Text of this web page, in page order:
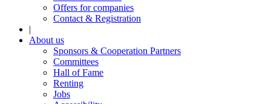
Offers for companies
Contact & Registration
|
About us
Sponsors & Cooperation Partners
Committees
Hall of Fame
Renting
Jobs